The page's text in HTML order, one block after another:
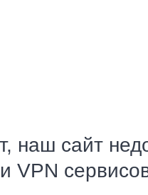
наш сайт
VPN